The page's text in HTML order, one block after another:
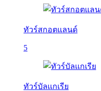
ทัวร์สกอตแลนด์
5
ทัวร์บัลเเกเรีย